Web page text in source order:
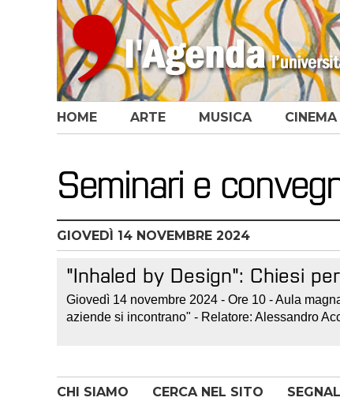
HOME ARTE MUSICA CINEMA
Seminari e
GIOVEDÌ 14 NOVEMBRE 2024
"Inhaled by Design": Chiesi
Giovedì 14 novembre 2024 - Ore 10 - Aula
aziende si incontrano" - Relatore: Alessandro
CHI SIAMO CERCA NEL SITO